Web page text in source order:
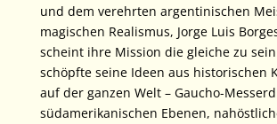
und dem verehrten argentinischen
magischen Realismus, Jorge Luis
scheint ihre Mission die gleiche zu
schöpfte seine Ideen aus historischen
auf der ganzen Welt – Gaucho-
südamerikanischen Ebenen,